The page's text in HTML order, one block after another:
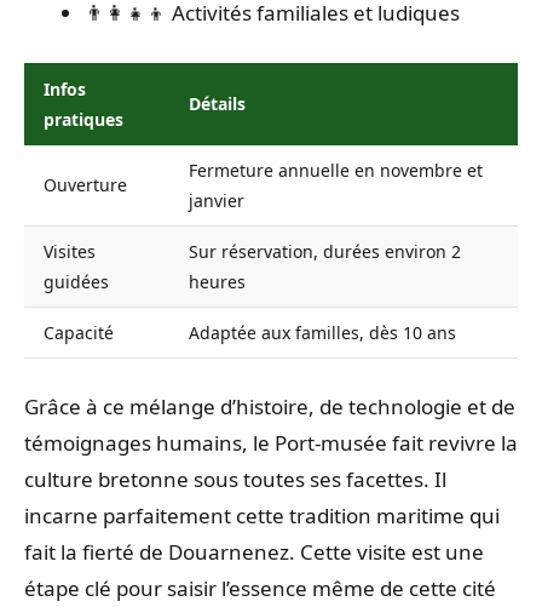
👨‍👩‍👧‍👦 Activités familiales et ludiques
Infos
pratiques
Détails
Ouverture
Fermeture annuelle en novembre et
janvier
Visites
guidées
Sur réservation, durées environ 2
heures
Capacité Adaptée aux familles, dès 10 ans
Grâce à ce mélange d’histoire, de technologie et de
témoignages humains, le Port-musée fait revivre la
culture bretonne sous toutes ses facettes. Il
incarne parfaitement cette tradition maritime qui
fait la fierté de Douarnenez. Cette visite est une
étape clé pour saisir l’essence même de cette cité